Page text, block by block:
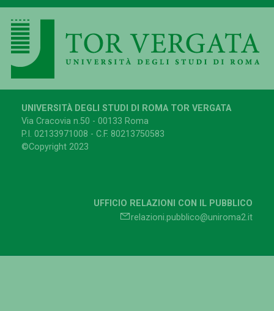
UNIVERSITÀ DEGLI STUDI DI ROMA TOR VERGATA
Via Cracovia n.50 - 00133 Roma
P.I. 02133971008 - C.F. 80213750583
©Copyright 2023
UFFICIO RELAZIONI CON IL PUBBLICO
relazioni.pubblico@uniroma2.it